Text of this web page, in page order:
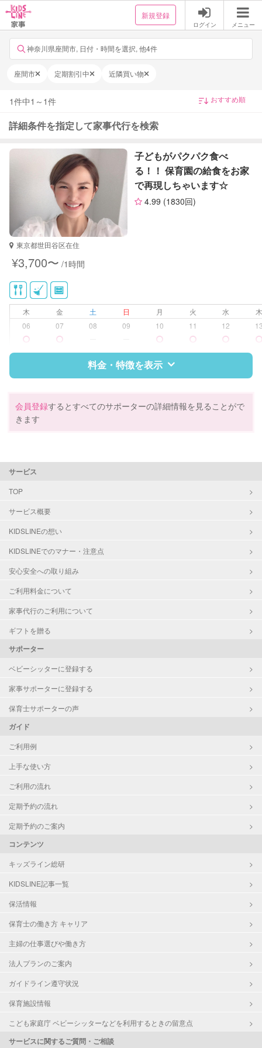
新規登録
ログイン メニュー
神奈川県座間市, 日付・時間を選択, 他4件
座間市 定期割引中 近隣買い物
1件中1 ～ 1件
詳細条件を指定して家事代行を検索
子どもがパクパク食べ
る！！ 保育園の給食をお家
で再現しちゃいます☆
4.99 (1830回)
東京都世田谷区在住
¥3,700〜 /1時間
木 金 土 日 月 火 水
06
07 08 09 10 11 12
料金・特徴を表示
資格
企業型割引対象(旧内閣府補助対象)
対応可能/特徴
会員登録するとすべてのサポーターの詳細情報を見ることがで
きます
サービス
TOP
サービス概要
KIDSLINEの想い
KIDSLINEでのマナー・注意点
安心安全への取り組み
ご利用料金について
家事代行のご利用について
ギフトを贈る
サポーター
ベビーシッターに登録する
家事サポーターに登録する
保育士サポーターの声
ガイド
ご利用例
上手な使い方
ご利用の流れ
定期予約の流れ
定期予約のご案内
コンテンツ
キッズライン総研
KIDSLINE記事一覧
保活情報
保育士の働き方 キャリア
主婦の仕事選びや働き方
法人プランのご案内
ガイドライン遵守状況
保育施設情報
こども家庭庁 ベビーシッターなどを利用するときの留意点
サービスに関するご質問・ご相談